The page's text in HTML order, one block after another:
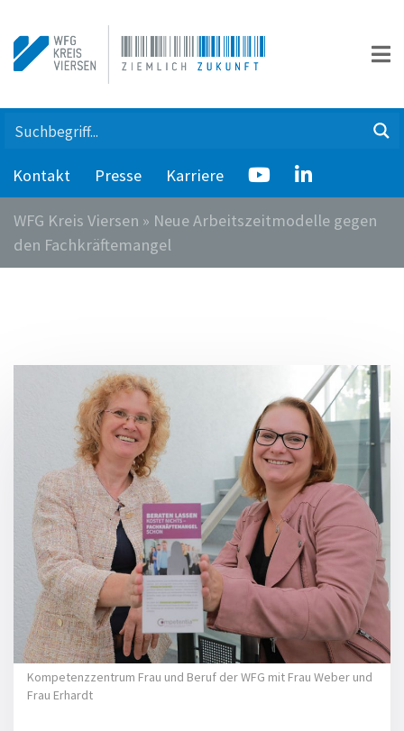
Kontakt Presse Karriere
WFG Kreis Viersen » Neue Arbeitszeitmodelle gegen
den Fachkräftemangel
Kompetenzzentrum Frau und Beruf der WFG mit Frau Weber und
Frau Erhardt